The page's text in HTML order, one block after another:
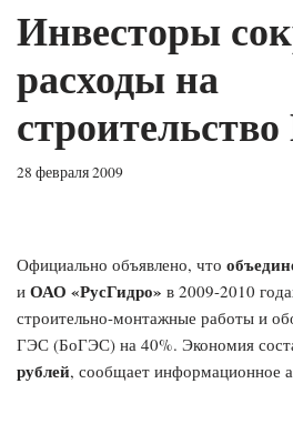
Инвесторы
расходы на
28 февраля 2009
Официально объявлено, что
и ОАО «РусГидро» в 2009-2010
строительно-монтажные работы и
ГЭС (БоГЭС) на 40%. Экономия
рублей, сообщает информационное